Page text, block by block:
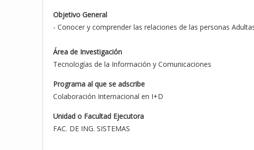
Objetivo General
- Conocer y comprender las relaciones de las personas
Área de Investigación
Tecnologías de la Información y Comunicaciones
Programa al que se adscribe
Colaboración Internacional en I+D
Unidad o Facultad Ejecutora
FAC. DE ING. SISTEMAS